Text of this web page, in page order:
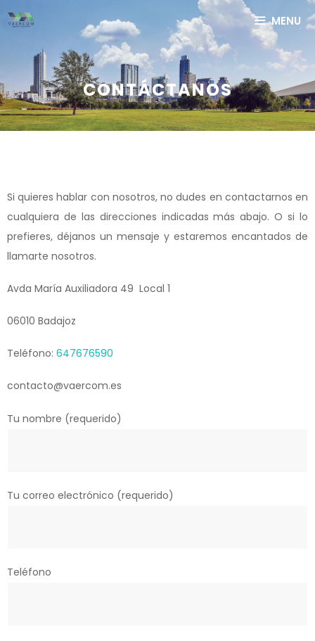
Saltar
contenido
MENU
CONTÁCTANOS
Si quieres hablar con nosotros, no dudes en contactarnos en
cualquiera de las direcciones indicadas más abajo. O si lo
prefieres, déjanos un mensaje y estaremos encantados de
llamarte nosotros.
Avda María Auxiliadora 49 Local 1
06010 Badajoz
Teléfono: 647676590
contacto@vaercom.es
Tu nombre (requerido)
Tu correo electrónico (requerido)
Teléfono